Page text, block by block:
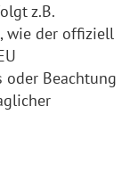
z.B.
wie der offiziell
oder Beachtung